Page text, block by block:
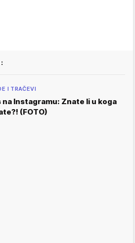
I TRAČEVI
na Instagramu: Znate li u koga
(FOTO)